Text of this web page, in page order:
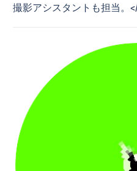
撮影アシスタントも担当。